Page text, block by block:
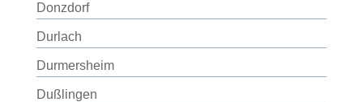
Donzdorf
Durlach
Durmersheim
Dußlingen